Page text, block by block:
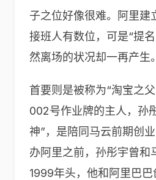
子之位好像很难。阿里建
接班人有数位，可是“提
然离场的状况却一再产生。
首要则是被称为“淘宝之
002号作业牌的主人，孙
神”，是陪同马云前期创
办阿里之前，孙彤宇曾和
1999年头，他和阿里巴巴